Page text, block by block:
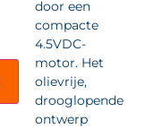
door een
compacte
4.5VDC-
motor. Het
olievrije,
drooglopende
ontwerp